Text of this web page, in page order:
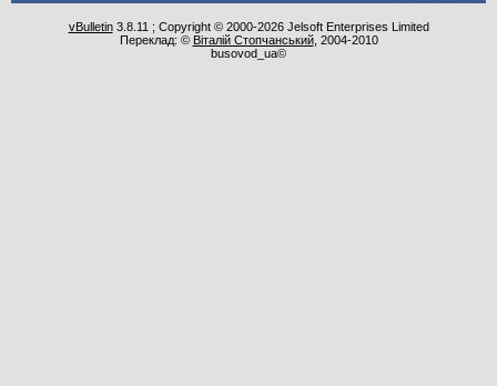
vBulletin3.8.11 ; Copyright © 2000-2026 Jelsoft Enterprises Limited
Переклад: © Віталій Стопчанський, 2004-2010
busovod_ua©